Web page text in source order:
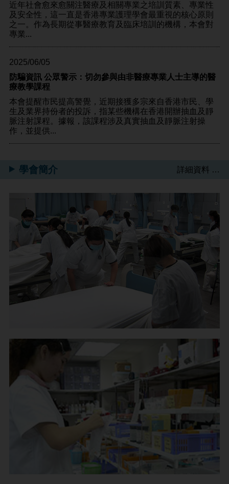
近年社會愈來愈關注醫療及相關專業之培訓質素、專業性
及安全性，這一直是香港專業護理學會最重視的核心原則
之一。作為長期從事醫療教育及臨床培訓的機構，本會對
專業...
2025/06/05
防騙資訊 公眾警示：切勿參與由非醫療專業人士主導的醫
療教學課程
本會提醒市民提高警覺，近期接獲多宗來自香港市民、學
生及業界持份者的投訴，指某些機構在香港開辦抽血及靜
脈注射課程。據報，該課程涉及真實抽血及靜脈注射操
作，並提供...
學會簡介 詳細資料 …